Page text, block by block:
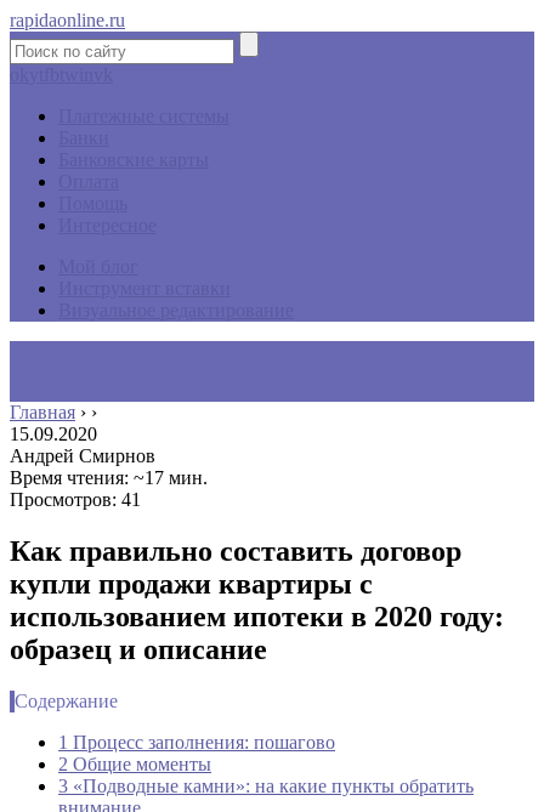
rapidaonline.ru
Главная › ›
15.09.2020
Андрей Смирнов
Время чтения: ~17 мин.
Просмотров: 41
Как правильно составить договор
купли продажи квартиры с
использованием ипотеки в 2020 году:
образец и описание
Содержание
1 Процесс заполнения: пошагово
2 Общие моменты
3 «Подводные камни»: на какие пункты обратить
внимание